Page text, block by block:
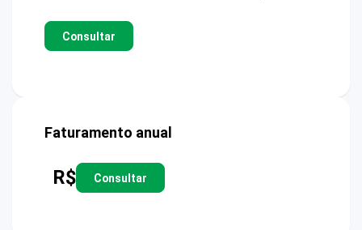
Consultar
Faturamento anual
R$ Consultar